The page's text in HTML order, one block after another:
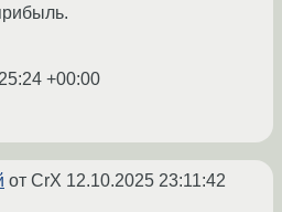
+00:00
от CrX 12.10.2025 23:11:42